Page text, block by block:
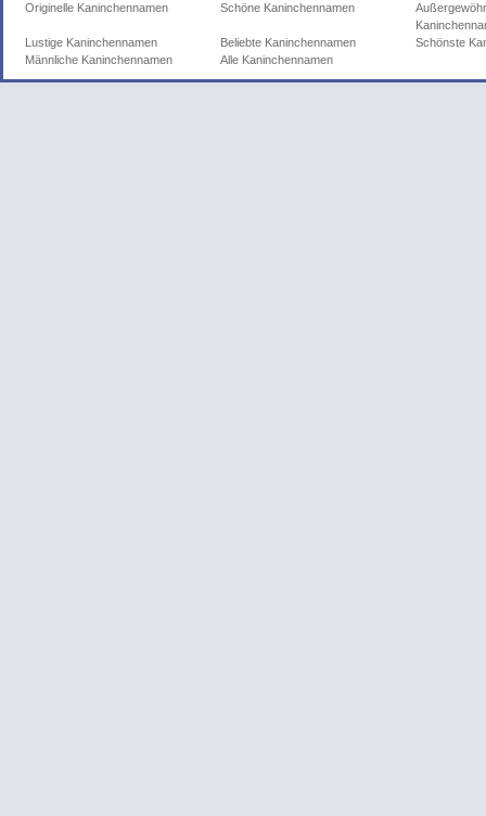
Originelle Kaninchennamen Schöne Kaninchennamen
Lustige Kaninchennamen
Beliebte Kaninchennamen
Schönste
Männliche Kaninchennamen
Alle Kaninchennamen